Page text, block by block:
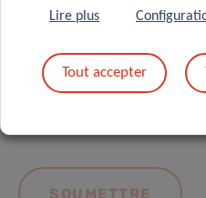
En envoyant votre
politique de
Lire plus
Tout accepter